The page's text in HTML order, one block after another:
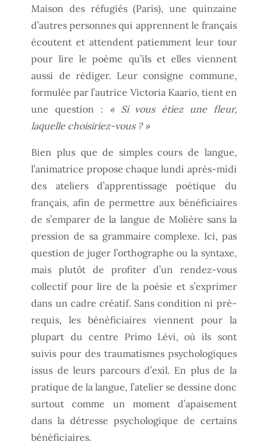
Maison des réfugiés (Paris), une quinzaine
d’autres personnes qui apprennent le français
écoutent et attendent patiemment leur tour
pour lire le poème qu’ils et elles viennent
aussi de rédiger. Leur consigne commune,
formulée par l’autrice Victoria Kaario, tient en
une question : « Si vous étiez une fleur,
laquelle choisiriez-vous ? »
Bien plus que de simples cours de langue,
l’animatrice propose chaque lundi après-midi
des ateliers d’apprentissage poétique du
français, afin de permettre aux bénéficiaires
de s’emparer de la langue de Molière sans la
pression de sa grammaire complexe. Ici, pas
question de juger l’orthographe ou la syntaxe,
mais plutôt de profiter d’un rendez-vous
collectif pour lire de la poésie et s’exprimer
dans un cadre créatif. Sans condition ni pré-
requis, les bénéficiaires viennent pour la
plupart du centre Primo Lévi, où ils sont
suivis pour des traumatismes psychologiques
issus de leurs parcours d’exil. En plus de la
pratique de la langue, l’atelier se dessine donc
surtout comme un moment d’apaisement
dans la détresse psychologique de certains
bénéficiaires.